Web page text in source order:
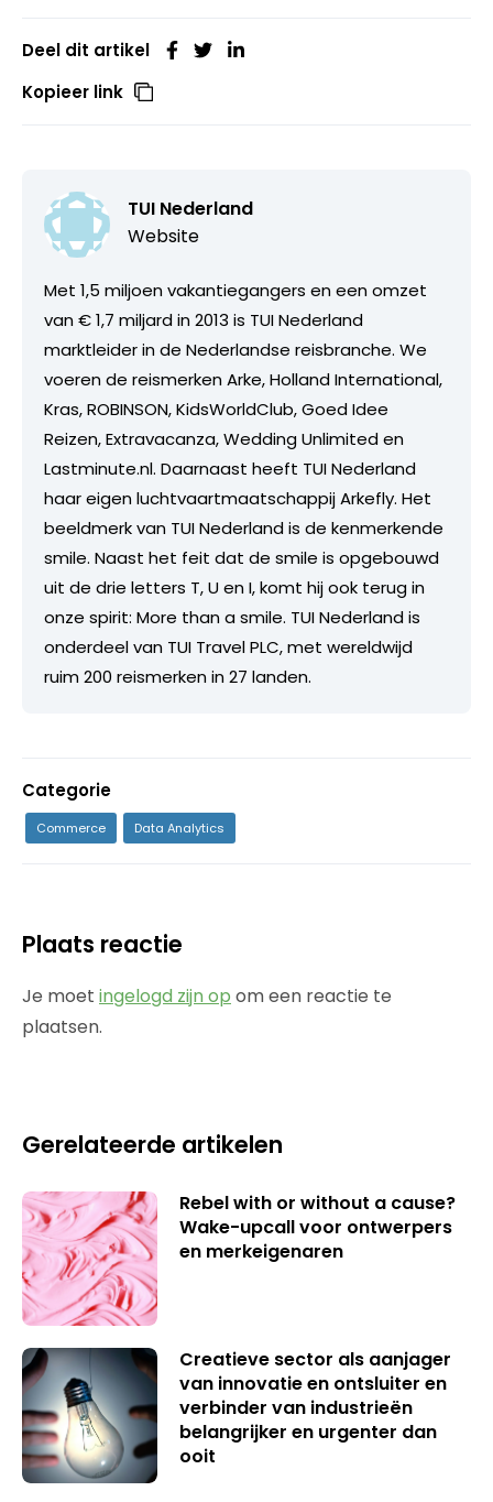
Deel dit artikel
Kopieer link
TUI Nederland
Website
Met 1,5 miljoen vakantiegangers en een omzet
van € 1,7 miljard in 2013 is TUI Nederland
marktleider in de Nederlandse reisbranche. We
voeren de reismerken Arke, Holland International,
Kras, ROBINSON, KidsWorldClub, Goed Idee
Reizen, Extravacanza, Wedding Unlimited en
Lastminute.nl. Daarnaast heeft TUI Nederland
haar eigen luchtvaartmaatschappij Arkefly. Het
beeldmerk van TUI Nederland is de kenmerkende
smile. Naast het feit dat de smile is opgebouwd
uit de drie letters T, U en I, komt hij ook terug in
onze spirit: More than a smile. TUI Nederland is
onderdeel van TUI Travel PLC, met wereldwijd
ruim 200 reismerken in 27 landen.
Categorie
Commerce Data Analytics
Plaats reactie
Je moet ingelogd zijn op om een reactie te
plaatsen.
Gerelateerde artikelen
Rebel with or without a cause?
Wake-upcall voor ontwerpers
en merkeigenaren
Creatieve sector als aanjager
van innovatie en ontsluiter en
verbinder van industrieën
belangrijker en urgenter dan
ooit